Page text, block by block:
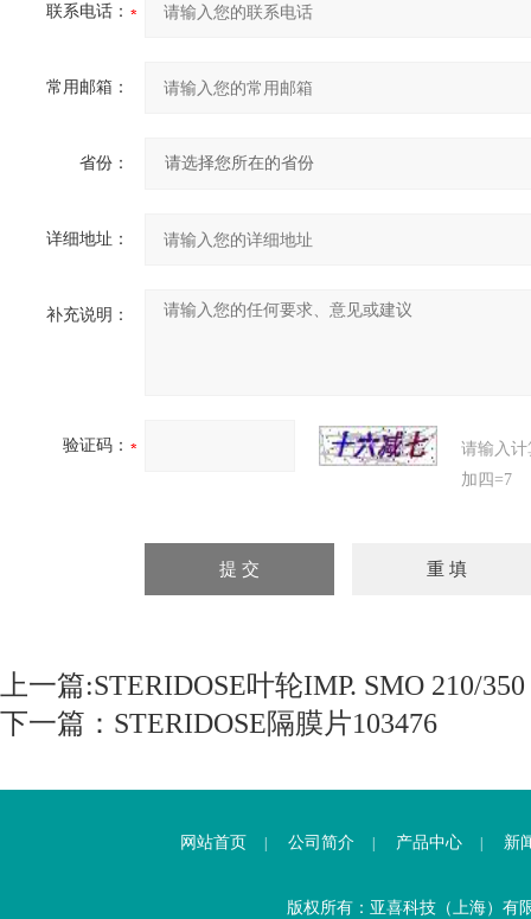
联系电话：
常用邮箱：
省份：
详细地址：
补充说明：
验证码：
请输入
加四=7
上一篇:STERIDOSE叶轮IMP. SMO 210/
下一篇： STERIDOSE隔膜片103476
网站首页 公司简介 产品中心 新
版权所有：亚喜科技（上海）